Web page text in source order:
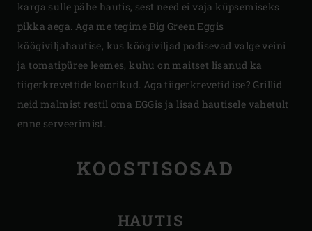
karga sulle pähe hautis, sest need ei vaja küpsemiseks
pikka aega. Aga me tegime Big Green Eggis
köögiviljahautise, kus köögiviljad podisevad valge veini
ja tomatipüree leemes, kuhu on maitset lisanud ka
tiigerkrevettide koorikud. Aga tiigerkrevetid ise? Grillid
neid malmist restil oma EGGis ja lisad hautisele vahetult
enne serveerimist.
KOOSTISOSAD
HAUTIS